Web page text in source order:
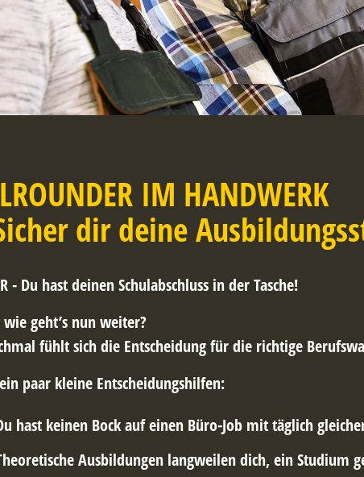
IM HANDWERK
dir deine
- Du hast deinen Schulabschluss in der Tasche!
wie geht’s nun weiter?
fühlt sich die Entscheidung für die richtige
paar kleine Entscheidungshilfen:
hast keinen Bock auf einen Büro-Job mit täglich
Ausbildungen langweilen dich, ein Studium